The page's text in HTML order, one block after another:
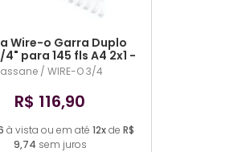
Wire-o Garra Duplo
4" para 145 fls A4 2x1 -
und (COR DIVERSA)
/ WIRE-O 3/4
R$ 116,90
à vista ou em até12xdeR$
9,74 sem juros